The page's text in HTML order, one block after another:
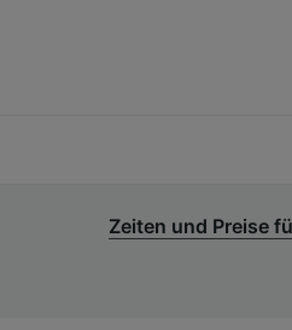
Zeiten und Preise